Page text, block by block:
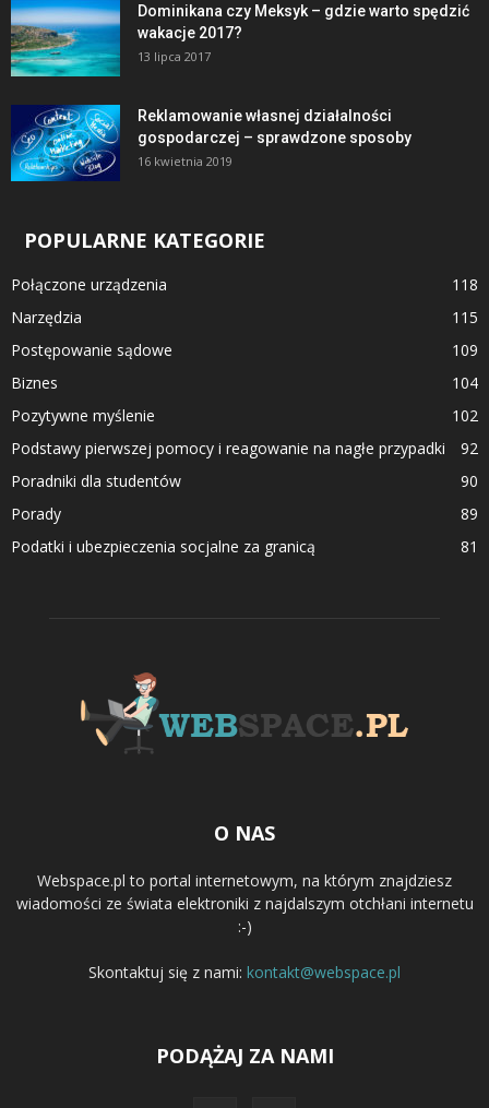
Dominikana czy Meksyk – gdzie warto spędzić
wakacje 2017?
13 lipca 2017
Reklamowanie własnej działalności
gospodarczej – sprawdzone sposoby
16 kwietnia 2019
POPULARNE KATEGORIE
Połączone urządzenia
118
Narzędzia
115
Postępowanie sądowe
109
Biznes
104
Pozytywne myślenie
102
Podstawy pierwszej pomocy i reagowanie na nagłe przypadki
92
Poradniki dla studentów
90
Porady
89
Podatki i ubezpieczenia socjalne za granicą
81
O NAS
Webspace.pl to portal internetowym, na którym znajdziesz
wiadomości ze świata elektroniki z najdalszym otchłani internetu
:-)
Skontaktuj się z nami: kontakt@webspace.pl
PODĄŻAJ ZA NAMI